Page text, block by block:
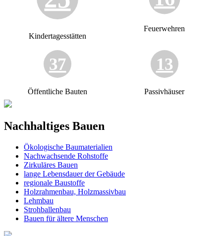
Kindertagesstätten
Feuerwehren
37
Öffentliche Bauten
13
Passivhäuser
Nachhaltiges Bauen
Ökologische Baumaterialien
Nachwachsende Rohstoffe
Zirkuläres Bauen
lange Lebensdauer der Gebäude
regionale Baustoffe
Holzrahmenbau, Holzmassivbau
Lehmbau
Strohballenbau
Bauen für ältere Menschen